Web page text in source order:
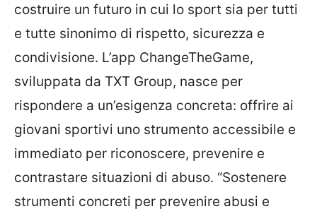
costruire un futuro in cui lo sport sia per tutti
e tutte sinonimo di rispetto, sicurezza e
condivisione. L’app ChangeTheGame,
sviluppata da TXT Group, nasce per
rispondere a un’esigenza concreta: offrire ai
giovani sportivi uno strumento accessibile e
immediato per riconoscere, prevenire e
contrastare situazioni di abuso. “Sostenere
strumenti concreti per prevenire abusi e